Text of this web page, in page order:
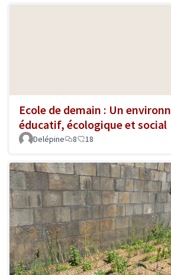
Ecole de demain : Un
éducatif, écologique et social
Delépine 8 18